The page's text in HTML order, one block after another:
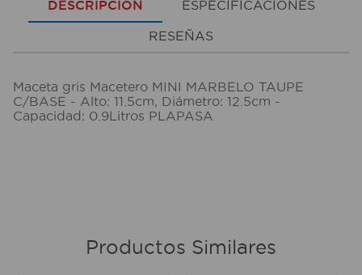
DESCRIPCIÓN ESPECIFICACIONES
RESEÑAS
Maceta gris Macetero MINI MARBELO TAUPE
C/BASE - Alto: 11.5cm, Diámetro: 12.5cm -
Capacidad: 0.9Litros PLAPASA
Productos Similares